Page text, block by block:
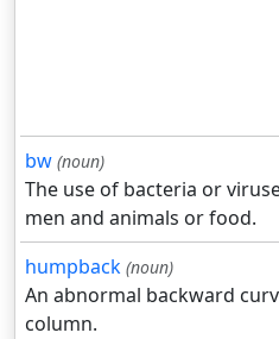
bw (noun)
The use of bacteria or
men and animals or food.
humpback (noun)
An abnormal backward
column.